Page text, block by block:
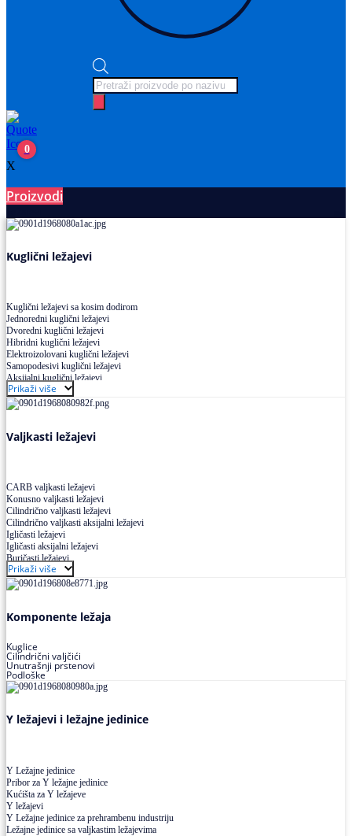
Products
search
0
X
Proizvodi
Kuglični ležajevi
Kuglični ležajevi sa kosim dodirom
Jednoredni kuglični ležajevi
Dvoredni kuglični ležajevi
Hibridni kuglični ležajevi
Elektroizolovani kuglični ležajevi
Samopodesivi kuglični ležajevi
Aksijalni kuglični ležajevi
Kuglični ležajevi od nerđajućeg čelika
Prikaži više
Valjkasti ležajevi
CARB valjkasti ležajevi
Konusno valjkasti ležajevi
Cilindrično valjkasti ležajevi
Cilindrično valjkasti aksijalni ležajevi
Igličasti ležajevi
Igličasti aksijalni ležajevi
Buričasti ležajevi
Buričasti zaptiveni ležajevi
Buričasti aksijalni ležajevi
Prikaži više
Komponente ležaja
Kuglice
Cilindrični valjčići
Unutrašnji prstenovi
Podloške
Y ležajevi i ležajne jedinice
Y Ležajne jedinice
Pribor za Y ležajne jedinice
Kućišta za Y ležajeve
Y ležajevi
Y Ležajne jedinice za prehrambenu industriju
Ležajne jedinice sa valjkastim ležajevima